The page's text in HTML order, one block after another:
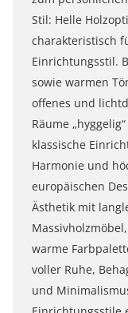
Stil: Helle
charakteristisch
Einrichtungsstil.
sowie warmen
offenes und
Räume
klassische
Harmonie und
europäischen
Ästhetik mit
warme
voller Ruhe,
und